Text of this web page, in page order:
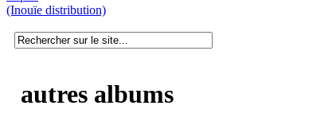
(Inouïe distribution)
autres albums